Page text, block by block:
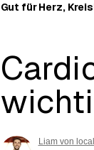
Gut für Herz,
Liam von local